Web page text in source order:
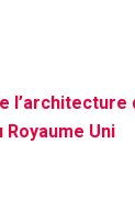
l’architecture
Uni